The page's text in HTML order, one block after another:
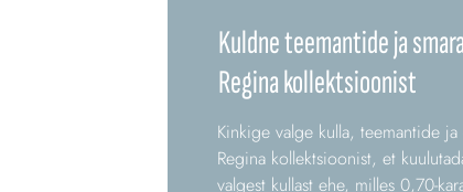
Kuldne teemantide ja
Regina kollektsioonist
Kinkige valge kulla, teemantide
Regina kollektsioonist, et
valgest kullast ehe, milles 0,70-